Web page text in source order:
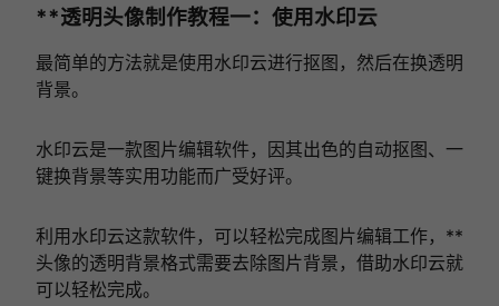
**透明头像制作教程一：使用水印云
最简单的方法就是使用水印云进行抠图，然后在换透明
背景。
水印云是一款图片编辑软件，因其出色的自动抠图、一
键换背景等实用功能而广受好评。
利用水印云这款软件，可以轻松完成图片编辑工作，**
头像的透明背景格式需要去除图片背景，借助水印云就
可以轻松完成。